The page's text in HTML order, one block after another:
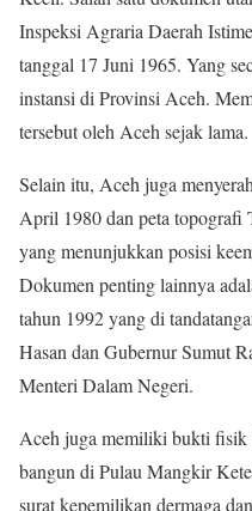
Inspeksi Agraria Daerah
tanggal 17 Juni 1965. Yang
instansi di Provinsi Aceh.
tersebut oleh Aceh sejak lama.
Selain itu, Aceh juga
April 1980 dan peta
yang menunjukkan posisi
Dokumen penting lainnya
tahun 1992 yang di
Hasan dan Gubernur Sumut
Menteri Dalam Negeri.
Aceh juga memiliki bukti fisik
bangun di Pulau Mangkir
surat kepemilikan dermaga